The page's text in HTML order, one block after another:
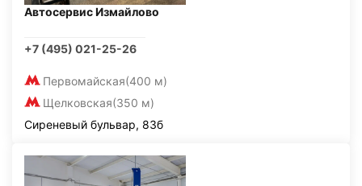
Автосервис Измайлово
+7 (495) 021-25-26
Первомайская(400 м)
Щелковская(350 м)
Сиреневый бульвар, 83б